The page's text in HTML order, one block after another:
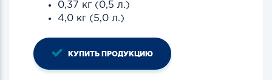
0,37 кг (0,5 л.)
4,0 кг (5,0 л.)
КУПИТЬ ПРОДУКЦИЮ